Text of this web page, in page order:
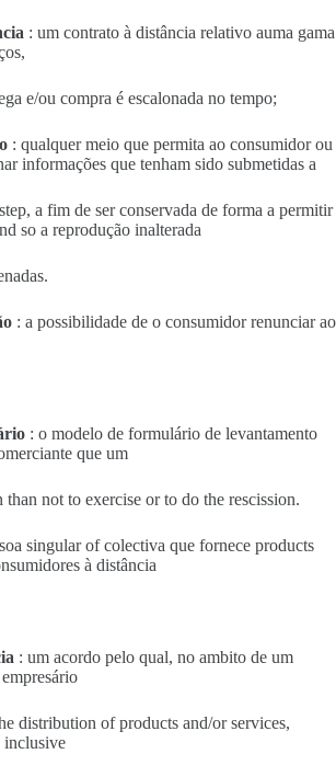
: um contrato à distância relativo auma gama
e/ou compra é escalonada no tempo;
: qualquer meio que permita ao consumidor ou
informações que tenham sido submetidas a
a fim de ser conservada de forma a permitir
so a reprodução inalterada
: a possibilidade de o consumidor renunciar ao
: o modelo de formulário de levantamento
que um
not to exercise or to do the rescission.
singular of colectiva que fornece products
à distância
: um acordo pelo qual, no ambito de um
distribution of products and/or services,
inclusive